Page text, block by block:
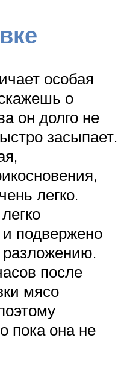
особая
о
он долго не
засыпает.
легко.
и подвержено
после
мясо
пока она не